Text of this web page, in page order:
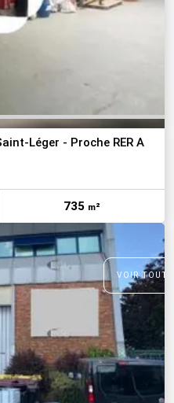
Léger - Proche RER A
735 m²
VOIR